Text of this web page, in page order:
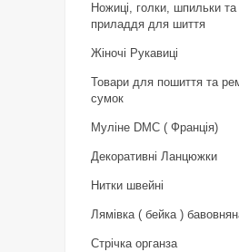
Ножиці, голки, шпильки та
приладдя для шиття
Жіночі Рукавиці
Товари для пошиття та
сумок
Муліне DMC ( Франція)
Декоративні Ланцюжки
Нитки швейні
Лямівка ( бейка )
Стрічка органза